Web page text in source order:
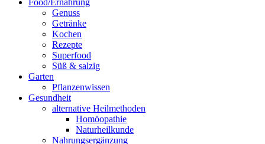
Genuss
Getränke
Kochen
Rezepte
Superfood
Süß & salzig
Garten
Pflanzenwissen
Gesundheit
alternative Heilmethoden
Homöopathie
Naturheilkunde
Nahrungsergänzung